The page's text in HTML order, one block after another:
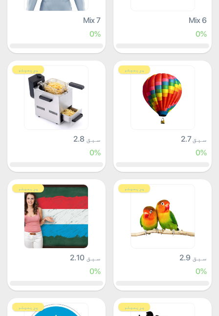
Mix 6
0%
Mix 7
0%
پرِیمیئم
سبق 2.7
0%
پرِیمیئم
سبق 2.8
0%
پرِیمیئم
سبق 2.9
0%
پرِیمیئم
سبق 2.10
0%
پرِیمیئم پرِیمیئم